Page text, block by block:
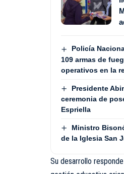
Policía
109 armas de
operativos en la
Presidente
ceremonia de
Espriella
Ministro
de la Iglesia San
Su desarrollo